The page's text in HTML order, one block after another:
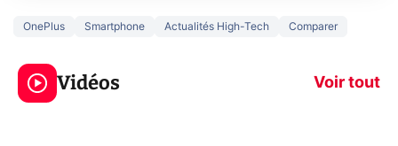
OnePlus Smartphone Actualités High-Tech Comparer
Vidéos Voir tout
3 écrans en 1 pour
319€ ? Voici L'AOC
CQ32G4ZA !
5
prochaine